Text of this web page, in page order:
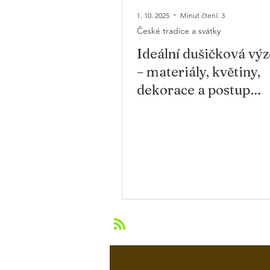
Ideální dušičková
– materiály, květiny,
dekorace a postup
České tradice a svátky
1. 10. 2025 Minut čtení: 3